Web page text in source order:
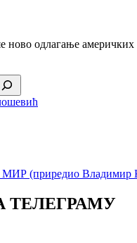
ново одлагање
ТЕЛЕГРАМУ